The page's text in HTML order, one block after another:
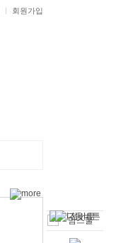
회원가입